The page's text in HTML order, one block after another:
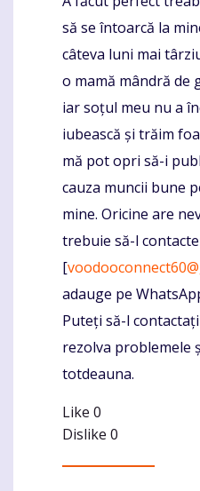
să se întoarcă la
câteva luni mai
o mamă mândră de
iar soțul meu nu a
iubească și trăim
mă pot opri să-i
cauza muncii bune
mine. Oricine are
trebuie să-l
[
adauge pe
Puteți să-l
rezolva problemele
totdeauna.
Like 0
Dislike 0